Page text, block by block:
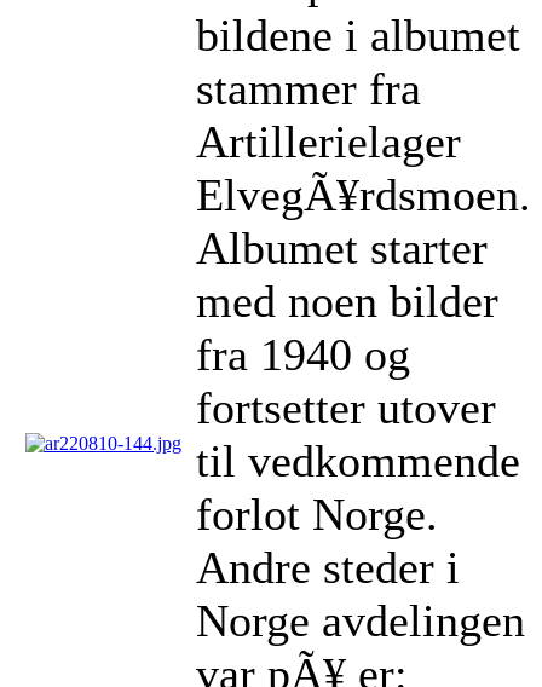
bildene i albumet
stammer fra
Artillerielager
ElvegÃ¥rdsmoen.
Albumet starter
med noen bilder
fra 1940 og
fortsetter utover
til vedkommende
forlot Norge.
Andre steder i
Norge avdelingen
var pÃ¥ er: